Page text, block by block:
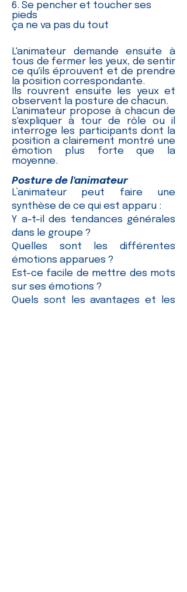
6. Se pencher et toucher ses
pieds
ça ne va pas du tout
L'animateur demande ensuite à
tous de fermer les yeux, de sentir
ce qu'ils éprouvent et de prendre
la position correspondante.
Ils rouvrent ensuite les yeux et
observent la posture de chacun.
L'animateur propose à chacun de
s'expliquer à tour de rôle ou il
interroge les participants dont la
position a clairement montré une
émotion plus forte que la
moyenne.
Posture de l'animateur
L’animateur peut faire une
synthèse de ce qui est apparu :
Y a-t-il des tendances générales
dans le groupe ?
Quelles sont les différentes
émotions apparues ?
Est-ce facile de mettre des mots
sur ses émotions ?
Quels sont les avantages et les